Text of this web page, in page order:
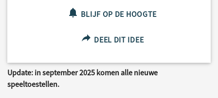
BLIJF OP DE HOOGTE
DEEL DIT IDEE
Update: in september 2025 komen alle nieuwe
speeltoestellen.